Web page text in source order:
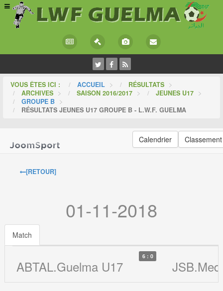
VOUS ÊTES ICI : ACCUEIL > RÉSULTATS >
ARCHIVES > SAISON 2016/2017 > JEUNES U17 >
GROUPE B >
RÉSULTATS JEUNES U17 GROUPE B - L.W.F. GUELMA
Calendrier Classement
[RETOUR]
01-11-2018
Match
ABTAL.Guelma U17
6 : 0